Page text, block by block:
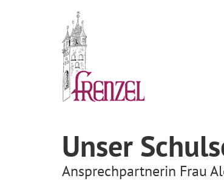
Unser
Ansprechpartnerin Frau